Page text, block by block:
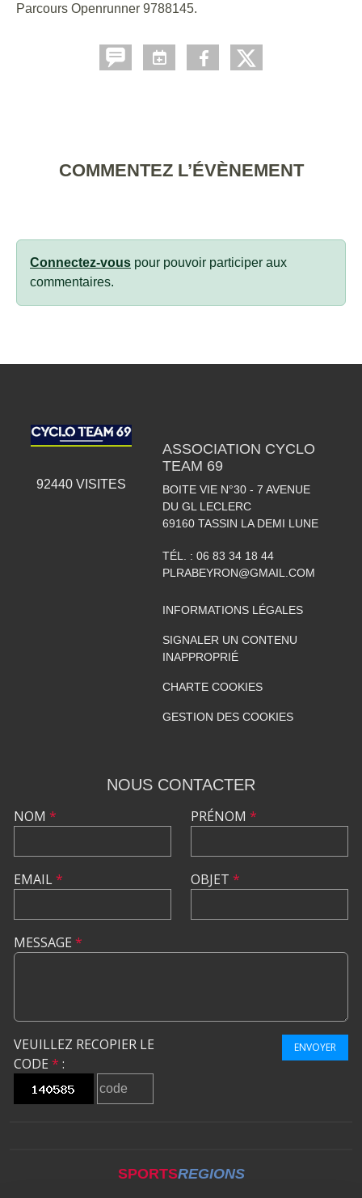
Parcours Openrunner 9788145.
COMMENTEZ L’ÉVÈNEMENT
Connectez-vous pour pouvoir participer aux
commentaires.
92440VISITES
ASSOCIATION CYCLO
TEAM 69
BOITE VIE N°30 - 7 AVENUE
DU GL LECLERC
69160 TASSIN LA DEMI LUNE
TÉL. : 06 83 34 18 44
PLRABEYRON@GMAIL.COM
INFORMATIONS LÉGALES
SIGNALER UN CONTENU
INAPPROPRIÉ
CHARTE COOKIES
GESTION DES COOKIES
NOUS CONTACTER
NOM *
EMAIL*
PRÉNOM *
OBJET *
MESSAGE *
VEUILLEZ RECOPIER LE
CODE * :
ENVOYER
SPORTSREGIONS